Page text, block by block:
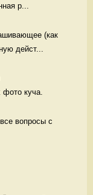
р...
(как
дейст...
фото куча.
вопросы с